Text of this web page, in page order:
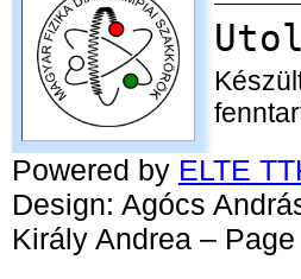
Powered by ELTE
Design: Agócs
Király Andrea –